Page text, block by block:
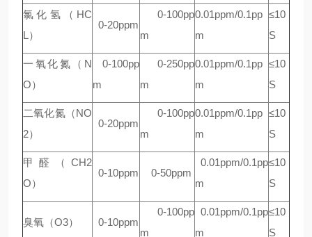
氯化氢（HC
L）
0-20ppm
0-100pp
m
0.01ppm/0.1pp
m
≤10
S
一氧化氮（N
O）
0-100pp
m
0-250pp
m
0.01ppm/0.1pp
m
≤10
S
二氧化氮（NO
2）
0-20ppm
0-100pp
m
0.01ppm/0.1pp
m
≤10
S
甲醛（CH2
O）
0-10ppm 0-50ppm
0.01ppm/0.1pp
m
≤10
S
臭氧（O3） 0-10ppm
0-100pp
m
0.01ppm/0.1pp
m
≤10
S